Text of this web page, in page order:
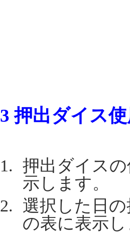
3押出ダイス
押出ダイス
示します。
選択した日
の表に表示